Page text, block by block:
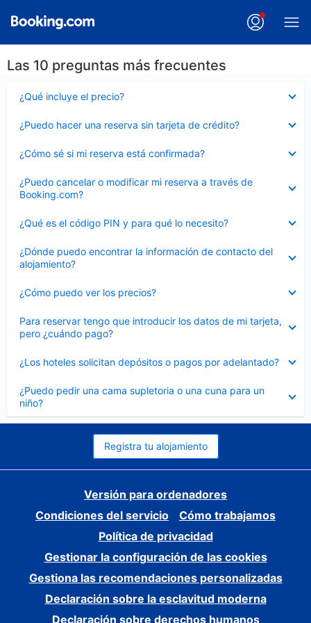
Las 10 preguntas más frecuentes
¿Qué incluye el precio?
cerrado
¿Puedo hacer una reserva sin tarjeta de crédito?
cerrado
¿Cómo sé si mi reserva está confirmada?
cerrado
¿Puedo cancelar o modificar mi reserva a través de
Booking.com?
cerrado
¿Qué es el código PIN y para qué lo necesito?
cerrado
¿Dónde puedo encontrar la información de contacto del
alojamiento?
cerrado
¿Cómo puedo ver los precios?
cerrado
Para reservar tengo que introducir los datos de mi tarjeta,
pero ¿cuándo pago?
cerrado
¿Los hoteles solicitan depósitos o pagos por adelantado?
cerrado
¿Puedo pedir una cama supletoria o una cuna para un
niño?
cerrado
Registra tu alojamiento
Versión para ordenadores
Condiciones del servicio
Cómo trabajamos
Política de privacidad
Gestionar la configuración de las cookies
Gestiona las recomendaciones personalizadas
Declaración sobre la esclavitud moderna
Declaración sobre derechos humanos